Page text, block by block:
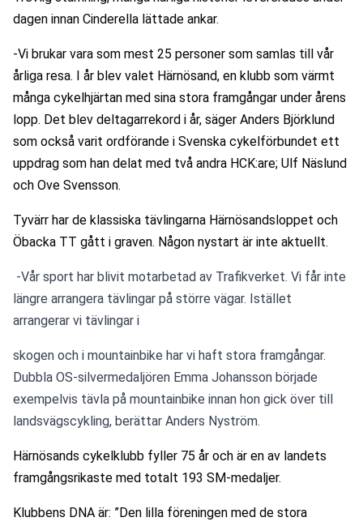
dagen innan Cinderella lättade ankar.
-Vi brukar vara som mest 25 personer som samlas till vår
årliga resa. I år blev valet Härnösand, en klubb som värmt
många cykelhjärtan med sina stora framgångar under årens
lopp. Det blev deltagarrekord i år, säger Anders Björklund
som också varit ordförande i Svenska cykelförbundet ett
uppdrag som han delat med två andra HCK:are; Ulf Näslund
och Ove Svensson.
Tyvärr har de klassiska tävlingarna Härnösandsloppet och
Öbacka TT gått i graven. Någon nystart är inte aktuellt.
-Vår sport har blivit motarbetad av Trafikverket. Vi får inte
längre arrangera tävlingar på större vägar. Istället
arrangerar vi tävlingar i
skogen och i mountainbike har vi haft stora framgångar.
Dubbla OS-silvermedaljören Emma Johansson började
exempelvis tävla på mountainbike innan hon gick över till
landsvägscykling, berättar Anders Nyström.
Härnösands cykelklubb fyller 75 år och är en av landets
framgångsrikaste med totalt 193 SM-medaljer.
Klubbens DNA är: ”Den lilla föreningen med de stora